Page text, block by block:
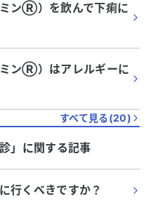
ンⓇ）を飲んで下痢に
ミンⓇ）はアレルギーに
すべて見る(20)
」に関する記事
行くべきですか？